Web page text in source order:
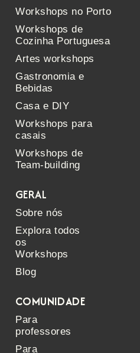
Workshops no Porto
Workshops de
Cozinha Portuguesa
Artes workshops
Gastronomia e
Bebidas
Casa e DIY
Workshops para
casais
Workshops de
Team-building
GERAL
Sobre nós
Explora todos
os
Workshops
Blog
COMUNIDADE
Para
professores
Para